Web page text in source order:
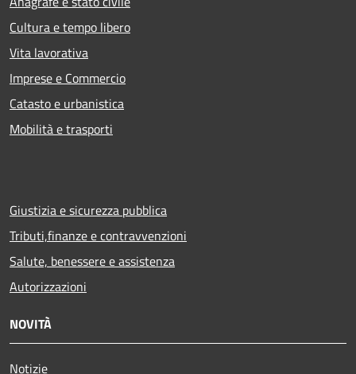
Cultura e tempo libero
Vita lavorativa
Imprese e Commercio
Catasto e urbanistica
Mobilità e trasporti
Giustizia e sicurezza pubblica
Tributi,finanze e contravvenzioni
Salute, benessere e assistenza
Autorizzazioni
NOVITÀ
Notizie